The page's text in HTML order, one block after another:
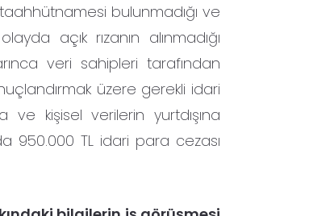
bulunmadığı ve
açık rızanın alınmadığı
veri sahipleri tarafından
üzere gerekli idari
ve kişisel verilerin yurtdışına
950.000 TL idari para cezası